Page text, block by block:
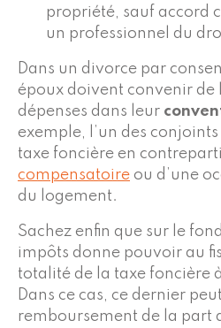
propriété, sauf accord
un professionnel du
Dans un divorce par
époux doivent convenir de
dépenses dans leur
exemple, l’un des
taxe foncière en
compensatoire ou d’une
du logement.
Sachez enfin que sur le
impôts donne pouvoir au
totalité de la taxe foncière
Dans ce cas, ce dernier
remboursement de la part